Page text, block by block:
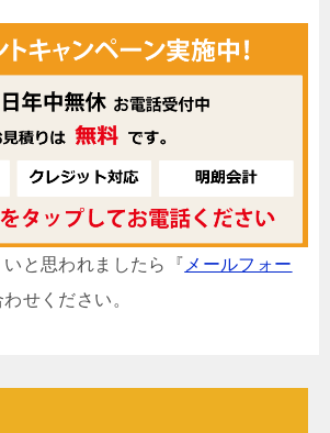
と思われましたら『 メールフォー
せください。